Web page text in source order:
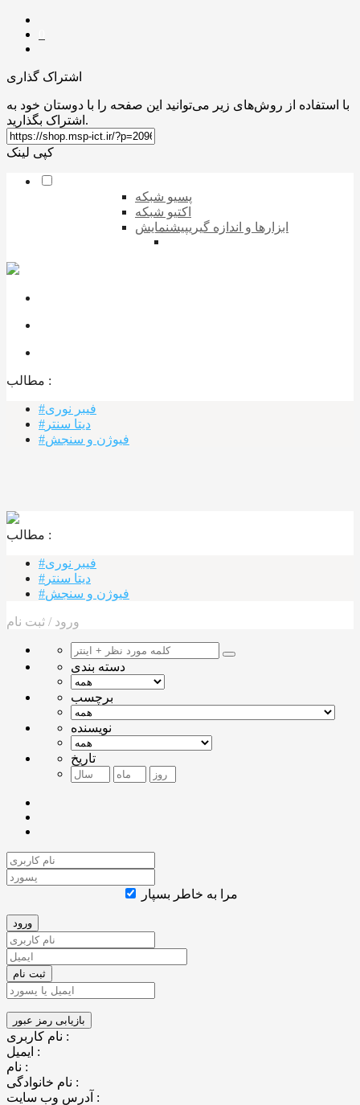
اشتراک گذاری
با استفاده از روش‌های زیر می‌توانید این صفحه را با دوستان خود به
اشتراک بگذارید.
کپی لینک
پسیو شبکه
اکتیو شبکه
ابزارها و اندازه گیریپیشنمایش
مطالب :‌
#فیبر نوری
#دیتا سنتر
#فیوژن و سنجش
مطالب :‌ ‌‌
#فیبر نوری
#دیتا سنتر
#فیوژن و سنجش
ورود / ثبت نام
دسته بندی
برچسب
نویسنده
تاریخ
مرا به خاطر بسپار
نام کاربری :
ایمیل :
نام :
نام خانوادگی :
آدرس وب سایت :